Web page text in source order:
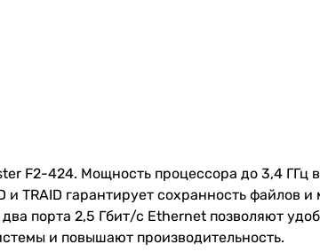
F2-424. Мощность процессора до 3,4 ГГц
TRAID гарантирует сохранность файлов
порта 2,5 Гбит/с Ethernet позволяют
и повышают производительность.